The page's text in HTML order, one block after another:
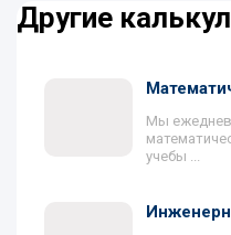
Другие
Мы
учебы ...